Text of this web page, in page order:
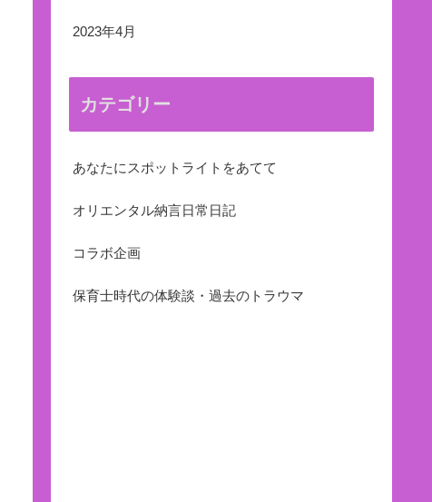
2023年4月
カテゴリー
あなたにスポットライトをあてて
オリエンタル納言日常日記
コラボ企画
保育士時代の体験談・過去のトラウマ